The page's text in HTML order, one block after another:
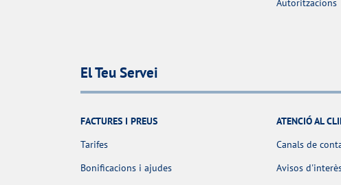
Autoritzacions
El Teu Servei
FACTURES I PREUS
Tarifes
Bonificacions i ajudes
ATENCIÓ AL
Canals de
Avisos